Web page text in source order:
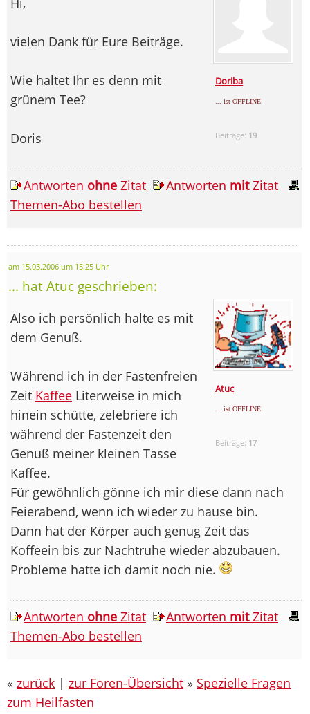
Doriba
... ist OFFLINE
Beiträge: 19
vielen Dank für Eure Beiträge.
Wie haltet Ihr es denn mit
grünem Tee?
Doris
Antworten ohne Zitat Antworten mitZitat
Themen-Abo bestellen
am 15.03.2006 um 15:25 Uhr
... hat Atuc geschrieben:
Atuc
... ist OFFLINE
Beiträge: 17
Also ich persönlich halte es mit
dem Genuß.
Während ich in der Fastenfreien
Zeit Kaffee Literweise in mich
hinein schütte, zelebriere ich
während der Fastenzeit den
Genuß meiner kleinen Tasse
Kaffee.
Für gewöhnlich gönne ich mir diese dann nach
Feierabend, wenn ich wieder zu hause bin.
Dann hat der Körper auch genug Zeit das
Koffeein bis zur Nachtruhe wieder abzubauen.
Probleme hatte ich damit noch nie.
Antworten ohne Zitat Antworten mitZitat
Themen-Abo bestellen
« zurück | zur Foren-Übersicht » Spezielle Fragen
zum Heilfasten